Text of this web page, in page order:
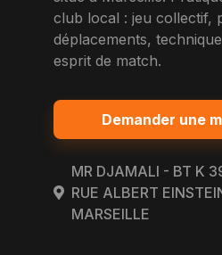
club local : jeu collectif,
déplacements,
esprit de match.
Demander une
MR DJAMALI - BT K
RUE ALBERT
MARSEILLE